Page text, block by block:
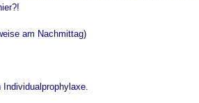
am Nachmittag)